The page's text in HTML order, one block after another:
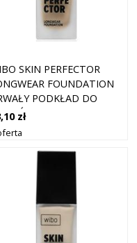
SKIN PERFECTOR
FOUNDATION
PODKŁAD DO
I
ODCIEŃ 2W
zł